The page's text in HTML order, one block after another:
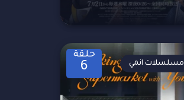
حلقة
6 مسلسلات انمي